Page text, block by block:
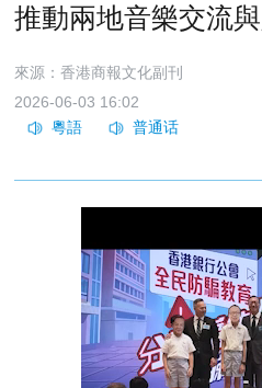
推動兩地音樂交流
來源：香港商報文化副刊
2026-06-03 16:02